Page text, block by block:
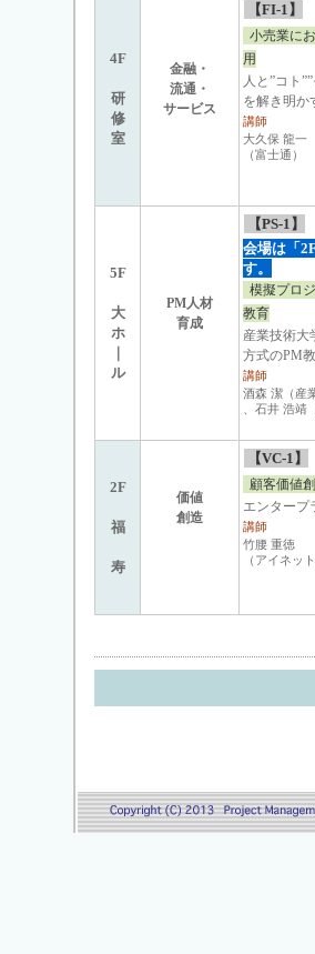
4F
研
修
室
金融・
流通・
サービス
【FI-1】
小売業に
用
人と”コト
を解き明か
講師
大久保 龍一
（富士通）
5F
大
ホ
ル
PM人材
育成
【PS-1】
会場は「
す。
模擬プロ
教育
産業技術大
方式のPM
講師
酒森 潔（産
、石井 浩靖
2F
福
寿
価値
創造
【VC-1】
顧客価値
エンタープ
講師
竹腰 重徳
（アイネット